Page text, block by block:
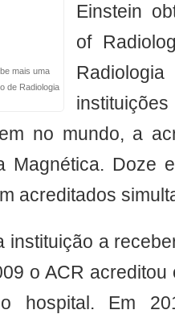
mais uma
de Radiologia
Einstein
of
no mundo, a
Magnética. Doze
acreditados
instituição a
o ACR
hospital. Em